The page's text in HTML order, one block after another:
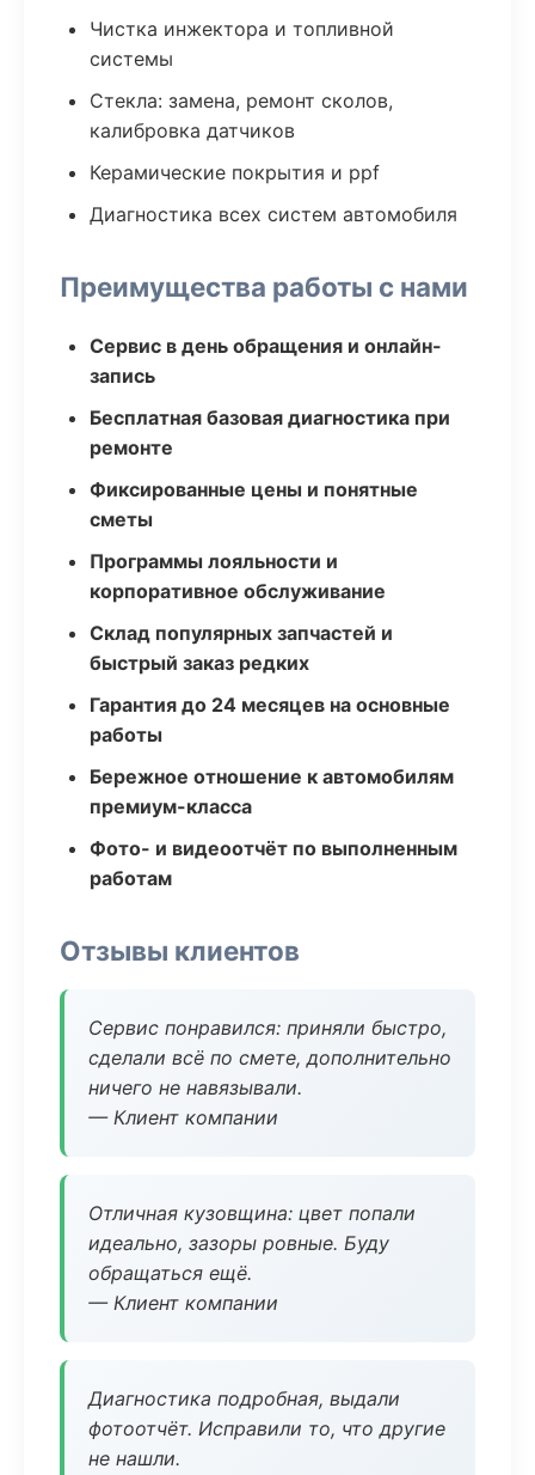
Чистка инжектора и топливной
системы
Стекла: замена, ремонт сколов,
калибровка датчиков
Керамические покрытия и ppf
Диагностика всех систем автомобиля
Преимущества работы с нами
Сервис в день обращения и онлайн-
запись
Бесплатная базовая диагностика при
ремонте
Фиксированные цены и понятные
сметы
Программы лояльности и
корпоративное обслуживание
Склад популярных запчастей и
быстрый заказ редких
Гарантия до 24 месяцев на основные
работы
Бережное отношение к автомобилям
премиум-класса
Фото- и видеоотчёт по выполненным
работам
Отзывы клиентов
Сервис понравился: приняли быстро,
сделали всё по смете, дополнительно
ничего не навязывали.
— Клиент компании
Отличная кузовщина: цвет попали
идеально, зазоры ровные. Буду
обращаться ещё.
— Клиент компании
Диагностика подробная, выдали
фотоотчёт. Исправили то, что другие
не нашли.